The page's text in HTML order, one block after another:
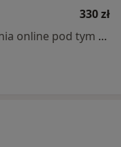
330 zł
Specjalista nie oferuje umawiania online pod tym adresem.